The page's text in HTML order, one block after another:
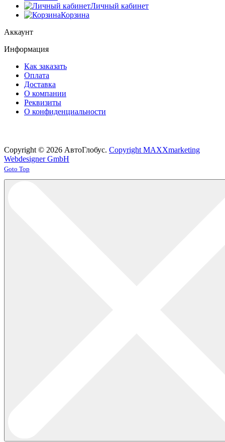
Личный кабинет
Корзина
Аккаунт
Информация
Как заказать
Оплата
Доставка
О компании
Реквизиты
О конфиденциальности
Copyright © 2026 АвтоГлобус. Copyright MAXXmarketing
Webdesigner GmbH
Joomla! 3 Templates
Goto Top